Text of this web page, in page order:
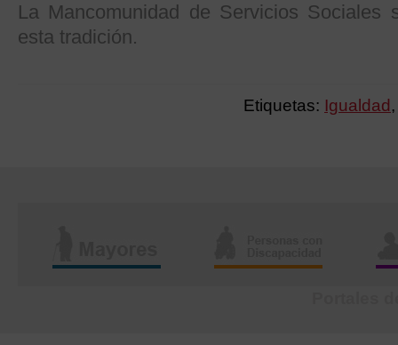
La Mancomunidad de Servicios
esta tradición.
Etiquetas: Igualdad